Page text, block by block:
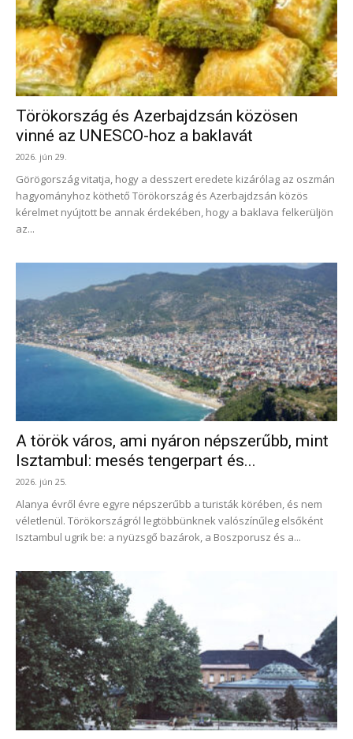
Törökország és Azerbajdzsán közösen
vinné az UNESCO-hoz a baklavát
2026. jún 29.
Görögország vitatja, hogy a desszert eredete kizárólag az oszmán
hagyományhoz köthető Törökország és Azerbajdzsán közös
kérelmet nyújtott be annak érdekében, hogy a baklava felkerüljön
az...
A török város, ami nyáron népszerűbb, mint
Isztambul: mesés tengerpart és...
2026. jún 25.
Alanya évről évre egyre népszerűbb a turisták körében, és nem
véletlenül. Törökországról legtöbbünknek valószínűleg elsőként
Isztambul ugrik be: a nyüzsgő bazárok, a Boszporusz és a...